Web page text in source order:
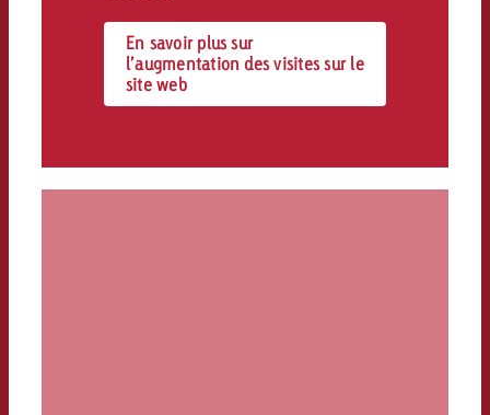
En savoir plus sur
l’augmentation des visites sur le
site web